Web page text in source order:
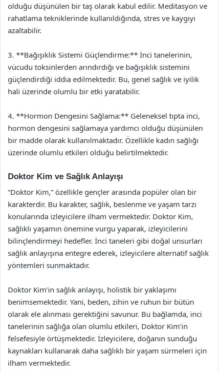
olduğu düşünülen bir taş olarak kabul edilir. Meditasyon ve
rahatlama tekniklerinde kullanıldığında, stres ve kaygıyı
azaltabilir.
3. **Bağışıklık Sistemi Güçlendirme:** İnci tanelerinin,
vücudu toksinlerden arındırdığı ve bağışıklık sistemini
güçlendirdiği iddia edilmektedir. Bu, genel sağlık ve iyilik
hali üzerinde olumlu bir etki yaratabilir.
4. **Hormon Dengesini Sağlama:** Geleneksel tıpta inci,
hormon dengesini sağlamaya yardımcı olduğu düşünülen
bir madde olarak kullanılmaktadır. Özellikle kadın sağlığı
üzerinde olumlu etkileri olduğu belirtilmektedir.
Doktor Kim ve Sağlık Anlayışı
“Doktor Kim,” özellikle gençler arasında popüler olan bir
karakterdir. Bu karakter, sağlık, beslenme ve yaşam tarzı
konularında izleyicilere ilham vermektedir. Doktor Kim,
sağlıklı yaşamın önemine vurgu yaparak, izleyicilerini
bilinçlendirmeyi hedefler. İnci taneleri gibi doğal unsurları
sağlık anlayışına entegre ederek, izleyicilere alternatif sağlık
yöntemleri sunmaktadır.
Doktor Kim’in sağlık anlayışı, holistik bir yaklaşımı
benimsemektedir. Yani, beden, zihin ve ruhun bir bütün
olarak ele alınması gerektiğini savunur. Bu bağlamda, inci
tanelerinin sağlığa olan olumlu etkileri, Doktor Kim’in
felsefesiyle örtüşmektedir. İzleyicilere, doğanın sunduğu
kaynakları kullanarak daha sağlıklı bir yaşam sürmeleri için
ilham vermektedir.